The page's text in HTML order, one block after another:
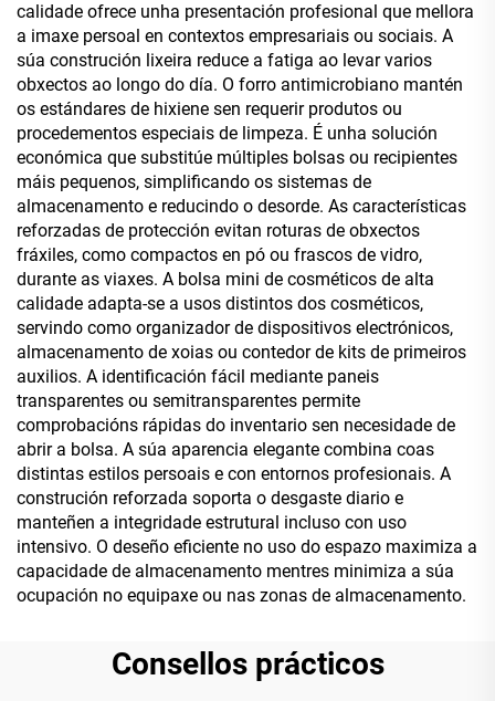
calidade ofrece unha presentación profesional que mellora
a imaxe persoal en contextos empresariais ou sociais. A
súa construción lixeira reduce a fatiga ao levar varios
obxectos ao longo do día. O forro antimicrobiano mantén
os estándares de hixiene sen requerir produtos ou
procedementos especiais de limpeza. É unha solución
económica que substitúe múltiples bolsas ou recipientes
máis pequenos, simplificando os sistemas de
almacenamento e reducindo o desorde. As características
reforzadas de protección evitan roturas de obxectos
fráxiles, como compactos en pó ou frascos de vidro,
durante as viaxes. A bolsa mini de cosméticos de alta
calidade adapta-se a usos distintos dos cosméticos,
servindo como organizador de dispositivos electrónicos,
almacenamento de xoias ou contedor de kits de primeiros
auxilios. A identificación fácil mediante paneis
transparentes ou semitransparentes permite
comprobacións rápidas do inventario sen necesidade de
abrir a bolsa. A súa aparencia elegante combina coas
distintas estilos persoais e con entornos profesionais. A
construción reforzada soporta o desgaste diario e
manteñen a integridade estrutural incluso con uso
intensivo. O deseño eficiente no uso do espazo maximiza a
capacidade de almacenamento mentres minimiza a súa
ocupación no equipaxe ou nas zonas de almacenamento.
Consellos prácticos